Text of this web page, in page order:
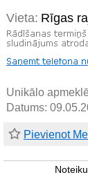
Vieta: Rīgas
Unikālo
Datums:
Pievienot